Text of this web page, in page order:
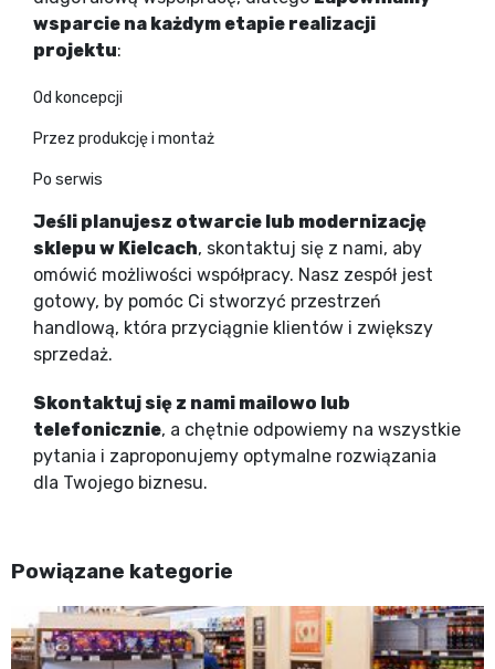
wsparcie na każdym etapie realizacji
projektu:
Od koncepcji
Przez produkcję i montaż
Po serwis
Jeśli planujesz otwarcie lub modernizację
sklepu w Kielcach, skontaktuj się z nami, aby
omówić możliwości współpracy. Nasz zespół jest
gotowy, by pomóc Ci stworzyć przestrzeń
handlową, która przyciągnie klientów i zwiększy
sprzedaż.
Skontaktuj się z nami mailowo lub
telefonicznie, a chętnie odpowiemy na wszystkie
pytania i zaproponujemy optymalne rozwiązania
dla Twojego biznesu.
Powiązane kategorie